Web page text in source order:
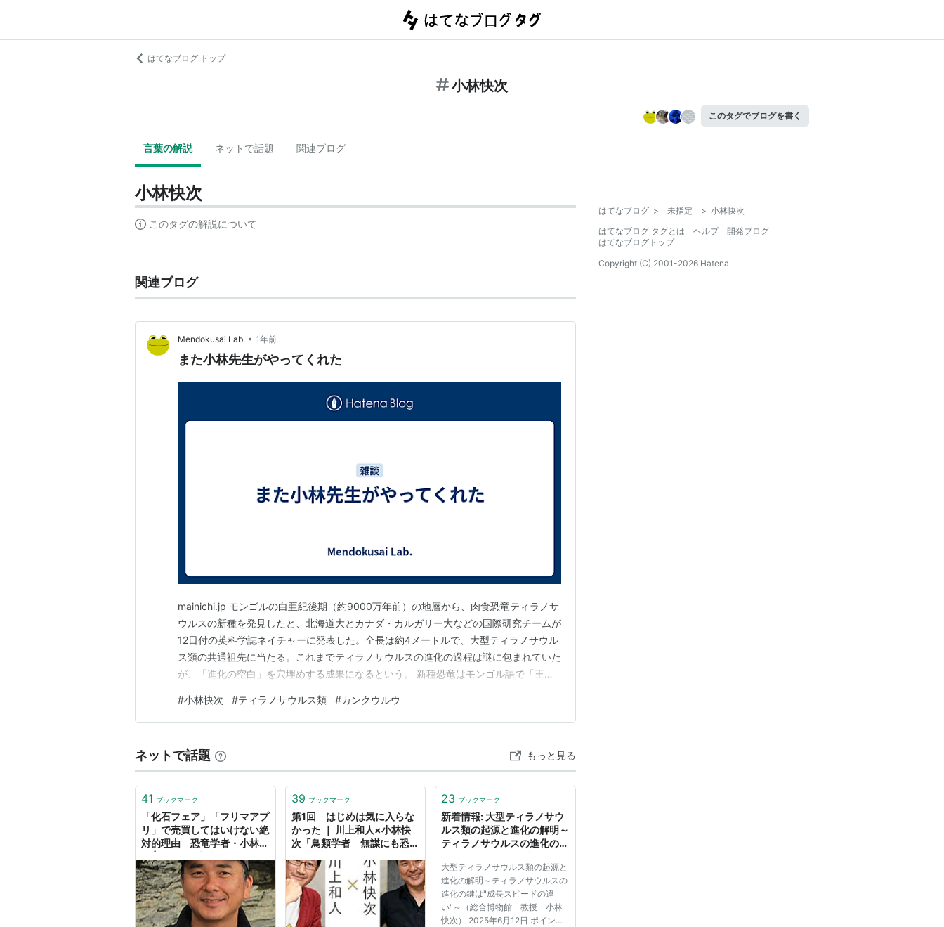
はてなブログ トップ
小林快次
このタグでブログを書く
言葉の解説 ネットで話題 関連ブログ
小林快次
このタグの解説について
関連ブログ
Mendokusai Lab. • 1年前
また小林先生がやってくれた
mainichi.jp モンゴルの白亜紀後期（約9000万年前）の地層から、肉食恐竜ティラノサ
ウルスの新種を発見したと、北海道大とカナダ・カルガリー大などの国際研究チームが
12日付の英科学誌ネイチャーに発表した。全長は約4メートルで、大型ティラノサウル
ス類の共通祖先に当たる。これまでティラノサウルスの進化の過程は謎に包まれていた
が、「進化の空白」を穴埋めする成果になるという。 新種恐竜はモンゴル語で「王子
体つきをしているなど、ティラノサウルスの幼体と似た特徴を持っている。
#小林快次 #ティラノサウルス類 #カンクウルウ
ネットで話題 もっと見る
41 ブックマーク
「化石フェア」「フリマアプ
リ」で売買してはいけない絶
対的理由 恐竜学者・小林快
39 ブックマーク
第1回 はじめは気に入らな
かった ｜ 川上和人×小林快
次「鳥類学者 無謀にも恐竜
８月１日・於神楽坂ラカグ）
｜ 川上和人 , 小林快次 ｜ 対
談・インタビュー ｜ 考える
人 ｜ 新潮社
23 ブックマーク
新着情報: 大型ティラノサウ
ルス類の起源と進化の解明～
ティラノサウルスの進化の鍵
（総合博物館 教授 小林快
次）
大型ティラノサウルス類の起源と
進化の解明～ティラノサウルスの
進化の鍵は"成長スピードの違
い"～（総合博物館 教授 小林
快次） 2025年6月12日 ポイント
はてなブログ > 未指定 > 小林快次
はてなブログ タグとは
ヘルプ
開発ブログ
はてなブログトップ
Copyright (C) 2001-2026 Hatena.